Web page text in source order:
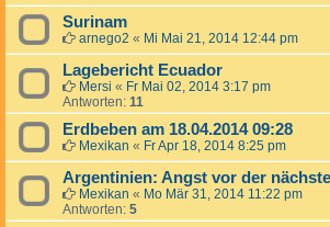
Surinam
arnego2 « Mi Mai 21, 2014 12:44 pm
Lagebericht Ecuador
Mersi « Fr Mai 02, 2014 3:17 pm
Antworten: 11
Erdbeben am 18.04.2014 09:28
Mexikan « Fr Apr 18, 2014 8:25 pm
Argentinien: Angst vor der
Mexikan « Mo Mär 31, 2014 11:22 pm
Antworten: 5